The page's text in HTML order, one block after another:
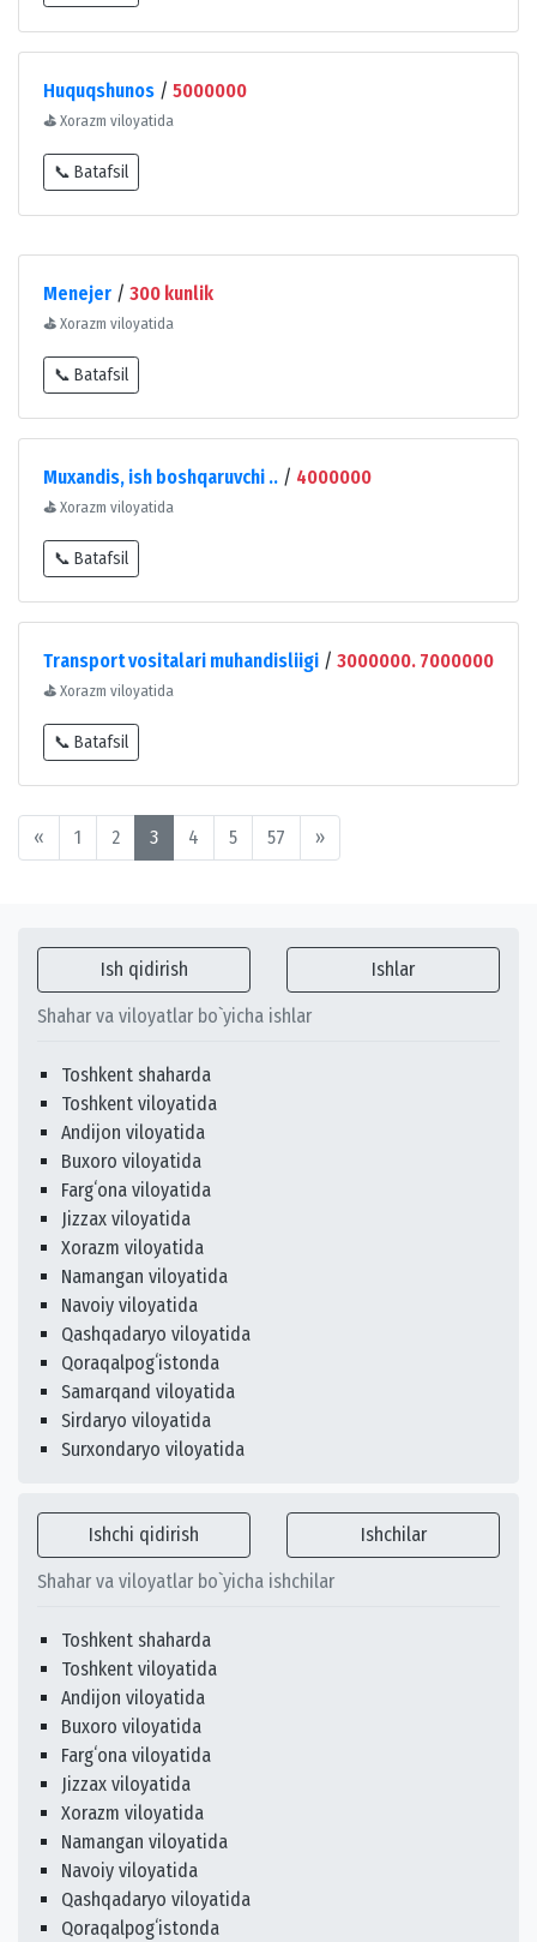
Huquqshunos / 5000000
⛳ Xorazm viloyatida
📞 Batafsil
Menejer / 300 kunlik
⛳ Xorazm viloyatida
📞 Batafsil
Muxandis, ish boshqaruvchi .. / 4000000
⛳ Xorazm viloyatida
📞 Batafsil
Transport vositalari muhandisliigi / 3000000. 7000000
⛳ Xorazm viloyatida
📞 Batafsil
« 1 2 3 4 5 57 »
Ish qidirish Ishlar
Shahar va viloyatlar bo`yicha ishlar
Toshkent shaharda
Toshkent viloyatida
Andijon viloyatida
Buxoro viloyatida
Fargʻona viloyatida
Jizzax viloyatida
Xorazm viloyatida
Namangan viloyatida
Navoiy viloyatida
Qashqadaryo viloyatida
Qoraqalpogʻistonda
Samarqand viloyatida
Sirdaryo viloyatida
Surxondaryo viloyatida
Ishchi qidirish Ishchilar
Shahar va viloyatlar bo`yicha ishchilar
Toshkent shaharda
Toshkent viloyatida
Andijon viloyatida
Buxoro viloyatida
Fargʻona viloyatida
Jizzax viloyatida
Xorazm viloyatida
Namangan viloyatida
Navoiy viloyatida
Qashqadaryo viloyatida
Qoraqalpogʻistonda